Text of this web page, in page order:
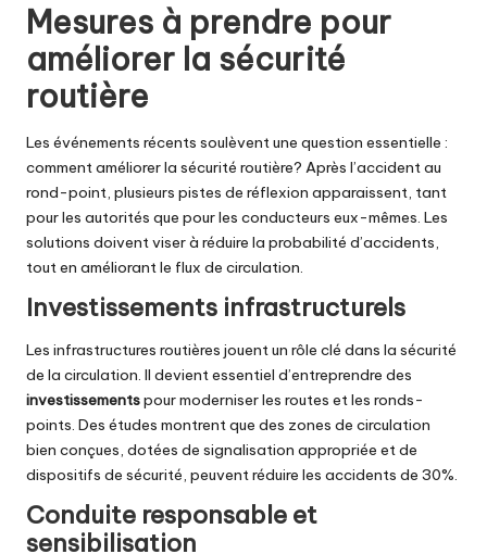
Mesures à prendre pour
améliorer la sécurité
routière
Les événements récents soulèvent une question essentielle :
comment améliorer la sécurité routière? Après l’accident au
rond-point, plusieurs pistes de réflexion apparaissent, tant
pour les autorités que pour les conducteurs eux-mêmes. Les
solutions doivent viser à réduire la probabilité d’accidents,
tout en améliorant le flux de circulation.
Investissements infrastructurels
Les infrastructures routières jouent un rôle clé dans la sécurité
de la circulation. Il devient essentiel d’entreprendre des
investissementspour moderniser les routes et les ronds-
points. Des études montrent que des zones de circulation
bien conçues, dotées de signalisation appropriée et de
dispositifs de sécurité, peuvent réduire les accidents de 30%.
Conduite responsable et
sensibilisation